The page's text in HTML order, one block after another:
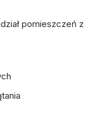
pomieszczeń z